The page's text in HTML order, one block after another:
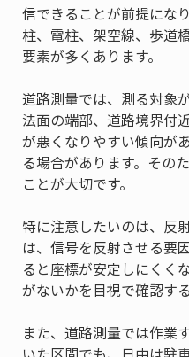
信できることが前提にな
柱、電柱、架空線、歩道
要素が多くあります。
道路測量では、測る対象
法面の端部、道路境界付
が悪くなりやすい傾向が
る場合があります。その
ことが大切です。
特に注意したいのは、反
は、信号を反射させる要
ると座標が安定しにくく
がないかを目視で確認す
また、道路測量では作業